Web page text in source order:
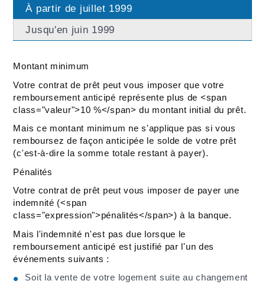
À partir de juillet 1999
Jusqu'en juin 1999
Montant minimum
Votre contrat de prêt peut vous imposer que votre
remboursement anticipé représente plus de <span
class="valeur">10 %</span> du montant initial du prêt.
Mais ce montant minimum ne s'applique pas si vous
remboursez de façon anticipée le solde de votre prêt
(c'est-à-dire la somme totale restant à payer).
Pénalités
Votre contrat de prêt peut vous imposer de payer une
indemnité (<span
class="expression">pénalités</span>) à la banque.
Mais l'indemnité n'est pas due lorsque le
remboursement anticipé est justifié par l'un des
événements suivants :
Soit la vente de votre logement suite au changement